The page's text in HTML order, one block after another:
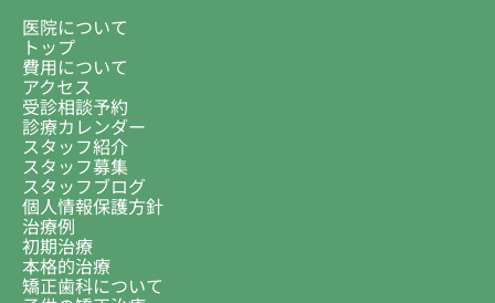
医院について
トップ
費用について
アクセス
受診相談予約
診療カレンダー
スタッフ紹介
スタッフ募集
スタッフブログ
個人情報保護方針
治療例
初期治療
本格的治療
矯正歯科について